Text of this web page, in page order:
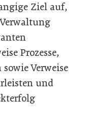
Ziel auf,
Prozesse,
Verweise
und